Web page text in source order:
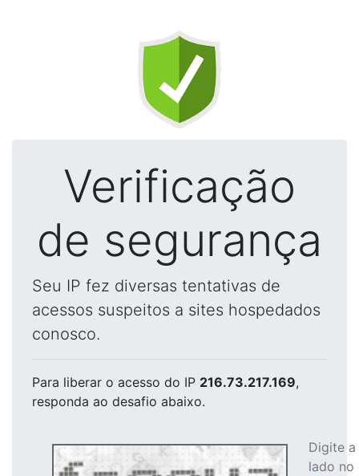
Verificação
de segurança
Seu IP fez diversas tentativas de
acessos suspeitos a sites hospedados
conosco.
Para liberar o acesso do IP 216.73.217.169,
responda ao desafio abaixo.
Digite
lado no